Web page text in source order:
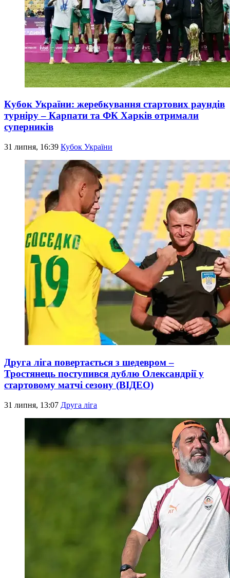
Кубок України: жеребкування стартових раундів
турніру – Карпати та ФК Харків отримали
суперників
31 липня, 16:39 Кубок України
Друга ліга повертається з шедевром –
Тростянець поступився дублю Олександрії у
стартовому матчі сезону (ВІДЕО)
31 липня, 13:07 Друга ліга